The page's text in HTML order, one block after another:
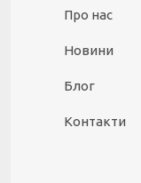
Про нас
Новини
Блог
Контакти